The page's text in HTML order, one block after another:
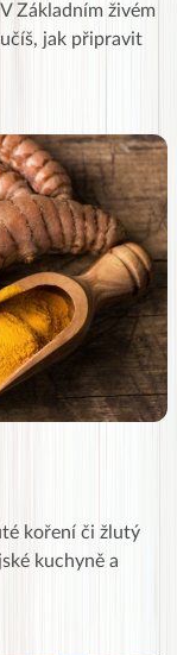
Základním živém
jak připravit
koření či žlutý
kuchyně a